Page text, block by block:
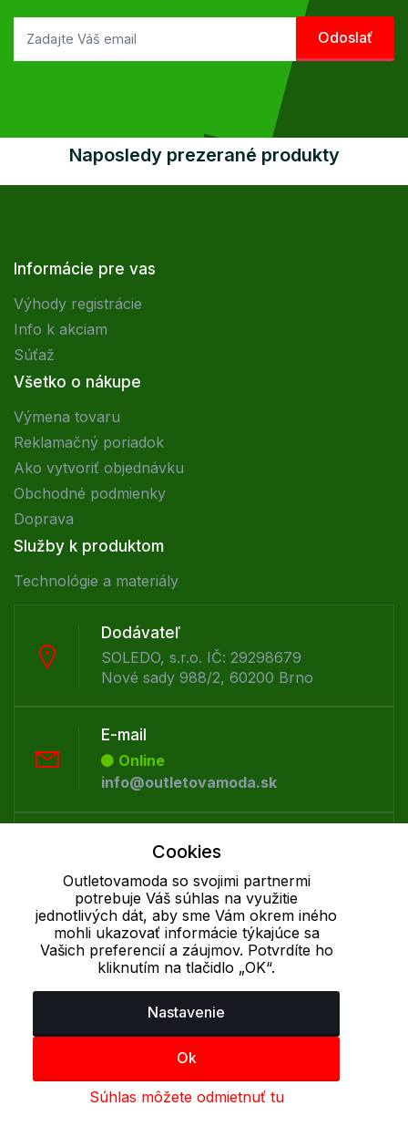
Naposledy prezerané produkty
Informácie pre vas
Výhody registrácie
Info k akciam
Súťaž
Všetko o nákupe
Výmena tovaru
Reklamačný poriadok
Ako vytvoriť objednávku
Obchodné podmienky
Doprava
Služby k produktom
Technológie a materiály
Dodávateľ
SOLEDO, s.r.o. IČ: 29298679
Nové sady 988/2, 60200 Brno
E-mail
Online
info@outletovamoda.sk
Telefón:
+421 277 270 055
Cookie - podrobné nastavenie|Ďalšie informácie|Spracovanie
osobných údajov
Cookies
Outletovamoda so svojimi partnermi
potrebuje Váš súhlas na využitie
jednotlivých dát, aby sme Vám okrem iného
mohli ukazovať informácie týkajúce sa
Vašich preferencií a záujmov. Potvrdíte ho
kliknutím na tlačidlo „OK“.
Nastavenie
Ok
Súhlas môžete odmietnuť tu